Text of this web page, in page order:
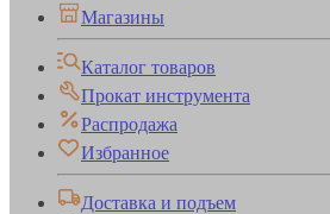
Магазины
Каталог товаров
Прокат инструмента
Распродажа
Избранное
Доставка и подъем